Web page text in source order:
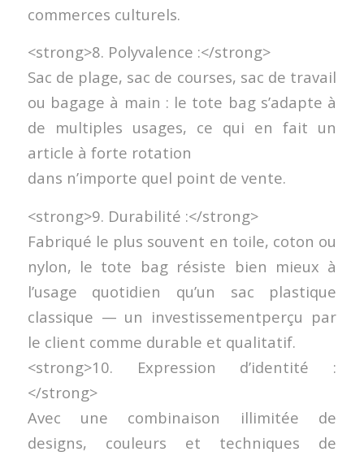
commerces culturels.
<strong>8. Polyvalence :</strong>
Sac de plage, sac de courses, sac de travail
ou bagage à main : le tote bag s’adapte à
de multiples usages, ce qui en fait un
article à forte rotation
dans n’importe quel point de vente.
<strong>9. Durabilité :</strong>
Fabriqué le plus souvent en toile, coton ou
nylon, le tote bag résiste bien mieux à
l’usage quotidien qu’un sac plastique
classique — un investissementperçu par
le client comme durable et qualitatif.
<strong>10. Expression d’identité :
</strong>
Avec une combinaison illimitée de
designs, couleurs et techniques de